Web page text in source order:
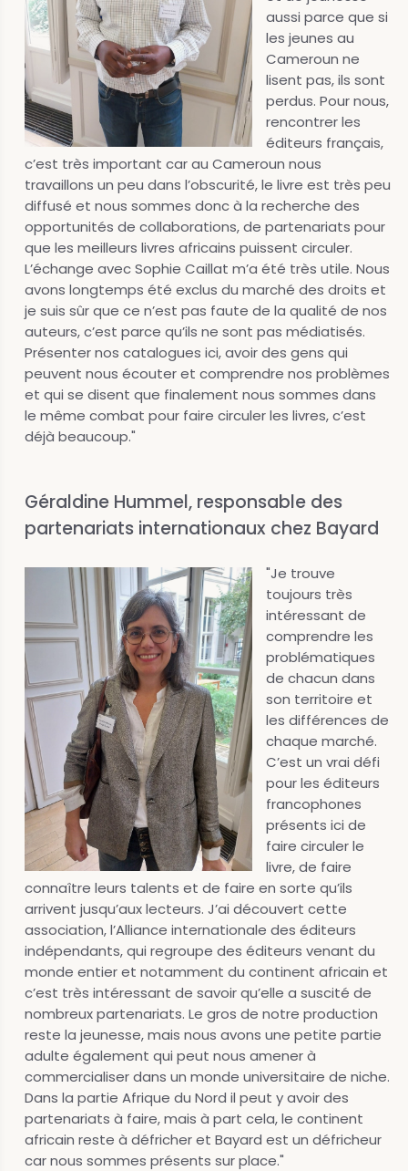
aussi parce que si
les jeunes au
Cameroun ne
lisent pas, ils sont
perdus. Pour nous,
rencontrer les
éditeurs français,
c’est très important car au Cameroun nous
travaillons un peu dans l’obscurité, le livre est très peu
diffusé et nous sommes donc à la recherche des
opportunités de collaborations, de partenariats pour
que les meilleurs livres africains puissent circuler.
L’échange avec Sophie Caillat m’a été très utile. Nous
avons longtemps été exclus du marché des droits et
je suis sûr que ce n’est pas faute de la qualité de nos
auteurs, c’est parce qu’ils ne sont pas médiatisés.
Présenter nos catalogues ici, avoir des gens qui
peuvent nous écouter et comprendre nos problèmes
et qui se disent que finalement nous sommes dans
le même combat pour faire circuler les livres, c’est
déjà beaucoup."
Géraldine Hummel, responsable des
partenariats internationaux chez Bayard
"Je trouve
toujours très
intéressant de
comprendre les
problématiques
de chacun dans
son territoire et
les différences de
chaque marché.
C’est un vrai défi
pour les éditeurs
francophones
présents ici de
faire circuler le
livre, de faire
connaître leurs talents et de faire en sorte qu’ils
arrivent jusqu’aux lecteurs. J’ai découvert cette
association, l’Alliance internationale des éditeurs
indépendants, qui regroupe des éditeurs venant du
monde entier et notamment du continent africain et
c’est très intéressant de savoir qu’elle a suscité de
nombreux partenariats. Le gros de notre production
reste la jeunesse, mais nous avons une petite partie
adulte également qui peut nous amener à
commercialiser dans un monde universitaire de niche.
Dans la partie Afrique du Nord il peut y avoir des
partenariats à faire, mais à part cela, le continent
africain reste à défricher et Bayard est un défricheur
car nous sommes présents sur place."